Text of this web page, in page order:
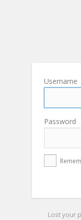
Username
Password
Lost your